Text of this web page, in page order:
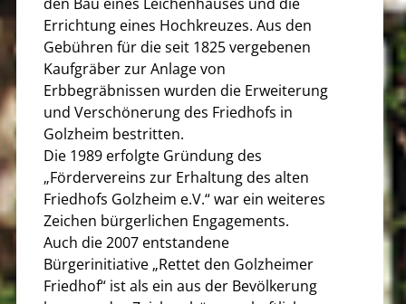
Errichtung eines Hochkreuzes. Aus den
Gebühren für die seit 1825 vergebenen
Kaufgräber zur Anlage von
Erbbegräbnissen wurden die Erweiterung
und Verschönerung des Friedhofs in
Golzheim bestritten.
Die 1989 erfolgte Gründung des
„Fördervereins zur Erhaltung des alten
Friedhofs Golzheim e.V.“ war ein weiteres
Zeichen bürgerlichen Engagements.
Auch die 2007 entstandene
Bürgerinitiative „Rettet den Golzheimer
Friedhof“ ist als ein aus der Bevölkerung